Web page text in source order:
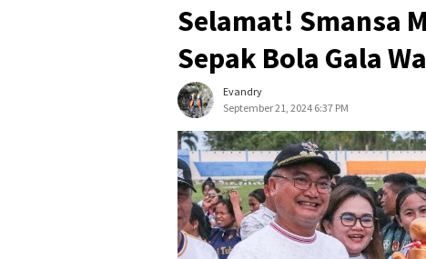
Selamat! Smansa
Sepak Bola Gala
Evandry
September 21, 2024 6:37 PM